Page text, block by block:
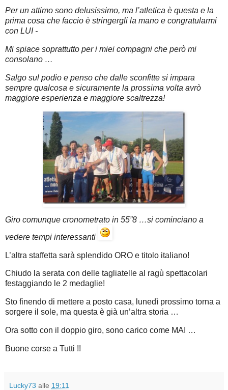
Per un attimo sono delusissimo, ma l’atletica è questa e la
prima cosa che faccio è stringergli la mano e congratularmi
con LUI -
Mi spiace soprattutto per i miei compagni che però mi
consolano …
Salgo sul podio e penso che dalle sconfitte si impara
sempre qualcosa e sicuramente la prossima volta avrò
maggiore esperienza e maggiore scaltrezza!
Giro comunque cronometrato in 55”8 …si cominciano a
vedere tempi interessanti
L’altra staffetta sarà splendido ORO e titolo italiano!
Chiudo la serata con delle tagliatelle al ragù spettacolari
festaggiando le 2 medaglie!
Sto finendo di mettere a posto casa, lunedì prossimo torna a
sorgere il sole, ma questa è già un’altra storia …
Ora sotto con il doppio giro, sono carico come MAI …
Buone corse a Tutti !!
Lucky73 alle 19:11